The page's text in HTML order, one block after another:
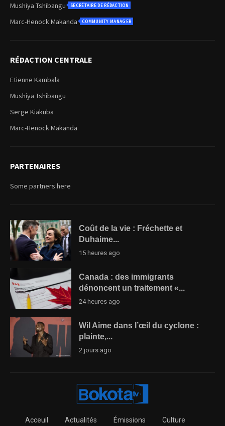
Mushiya Tshibangu SECRÉTAIRE DE RÉDACTION
Marc-Henock Makanda COMMUNITY MANAGER
RÉDACTION CENTRALE
Etienne Kambala
Mushiya Tshibangu
Serge Kiakuba
Marc-Henock Makanda
PARTENAIRES
Some partners here
Coût de la vie : Fréchette et
Duhaime...
15 heures ago
Canada : des immigrants
dénoncent un traitement «...
24 heures ago
Wil Aime dans l’œil du cyclone :
plainte,...
2 jours ago
Acceuil Actualités Émissions Culture